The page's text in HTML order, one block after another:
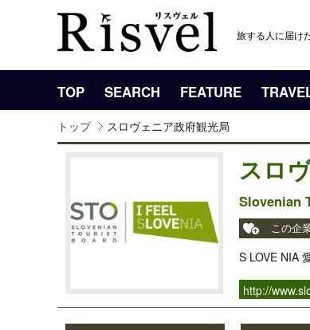
旅する人に届け
TOP SEARCH FEATURE
トップ スロヴェニア政府観光局
スロ
Slovenian
この企
S LOVE NIA
http://